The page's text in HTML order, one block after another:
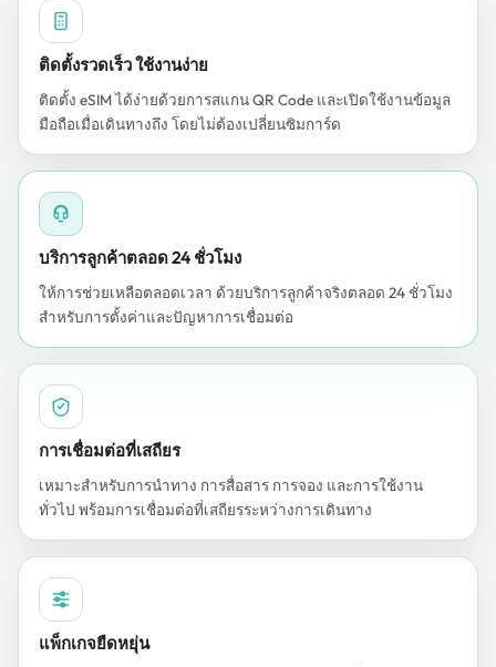
ติดตั้งรวดเร็ว ใช้งานง่าย
ติดตั้ง eSIM ได้ง่ายด้วยการสแกน QR Code และเปิดใช้งานข้อมูล
มือถือเมื่อเดินทางถึง โดยไม่ต้องเปลี่ยนซิมการ์ด
บริการลูกค้าตลอด 24 ชั่วโมง
ให้การช่วยเหลือตลอดเวลา ด้วยบริการลูกค้าจริงตลอด 24 ชั่วโมง
สำหรับการตั้งค่าและปัญหาการเชื่อมต่อ
การเชื่อมต่อที่เสถียร
เหมาะสำหรับการนำทาง การสื่อสาร การจอง และการใช้งาน
ทั่วไป พร้อมการเชื่อมต่อที่เสถียรระหว่างการเดินทาง
แพ็กเกจยืดหยุ่น